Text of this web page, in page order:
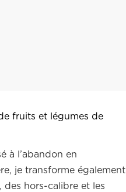
fruits et légumes de
à l’abandon en
je transforme également
des hors-calibre et les